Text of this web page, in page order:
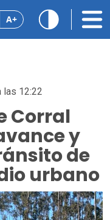
A+
las 12:22
Corral
y
de
urbano